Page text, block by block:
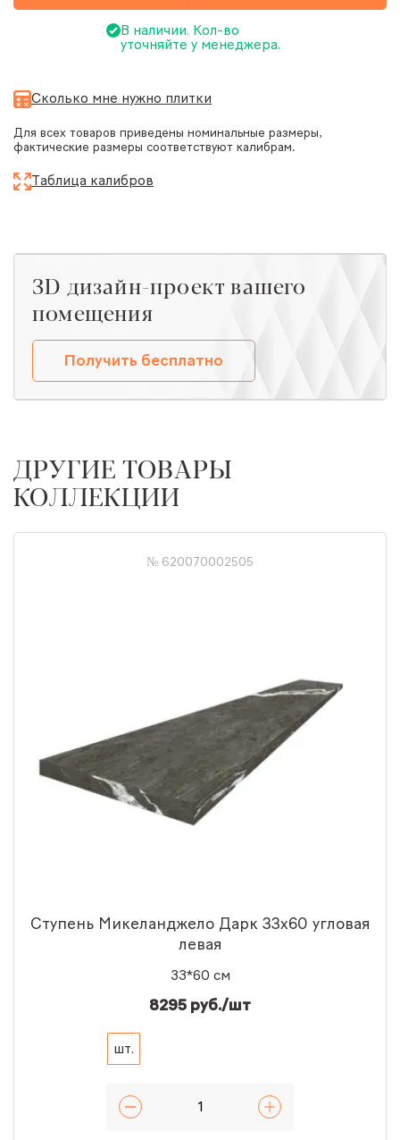
В наличии. Кол-во
уточняйте у менеджера.
Сколько мне нужно плитки
Для всех товаров приведены номинальные размеры,
фактические размеры соответствуют калибрам.
Таблица калибров
ЗD дизайн-проект вашего
помещения
Получить бесплатно
ДРУГИЕ ТОВАРЫ
КОЛЛЕКЦИИ
№ 620070002505
Ступень Микеланджело Дарк 33x60 угловая
левая
33*60 см
8295 руб./шт
шт.